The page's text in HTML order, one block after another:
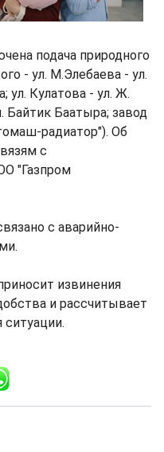
подача природного
- ул. М.Элебаева - ул.
ул. Кулатова - ул. Ж.
Байтик Баатыра; завод
радиатор"). Об
с
"Газпром
с аварийно-
извинения
и рассчитывает